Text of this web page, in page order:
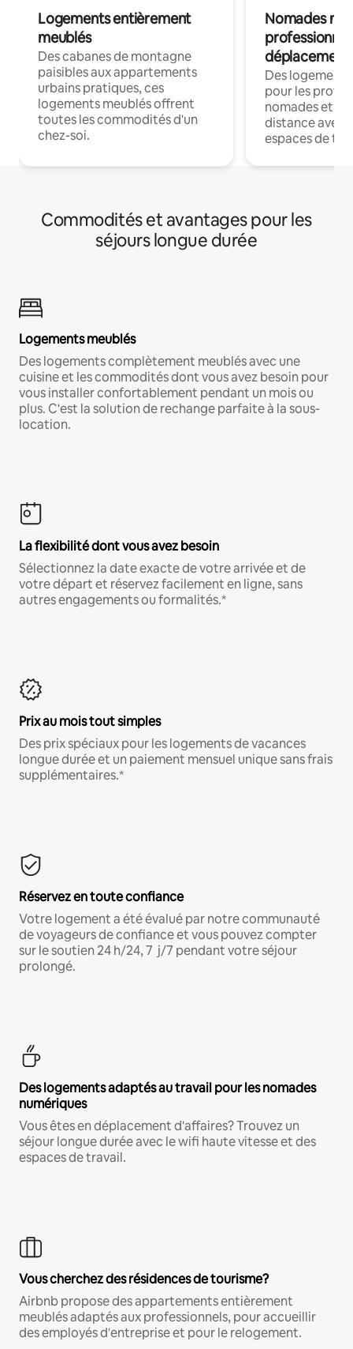
Logements entièrement
meublés
Des cabanes de montagne
paisibles aux appartements
urbains pratiques, ces
logements meublés offrent
toutes les commodités d'un
chez-soi.
Nomades
déplacement
Des
pour les
nomades et
distance avec
espaces de
Commodités et avantages pour les
séjours longue durée
Logements meublés
Des logements complètement meublés avec une
cuisine et les commodités dont vous avez besoin pour
vous installer confortablement pendant un mois ou
plus. C'est la solution de rechange parfaite à la sous-
location.
La flexibilité dont vous avez besoin
Sélectionnez la date exacte de votre arrivée et de
votre départ et réservez facilement en ligne, sans
autres engagements ou formalités.*
Prix au mois tout simples
Des prix spéciaux pour les logements de vacances
longue durée et un paiement mensuel unique sans frais
supplémentaires.*
Réservez en toute confiance
Votre logement a été évalué par notre communauté
de voyageurs de confiance et vous pouvez compter
sur le soutien 24 h/24, 7 j/7 pendant votre séjour
prolongé.
Des logements adaptés au travail pour les nomades
numériques
Vous êtes en déplacement d'affaires? Trouvez un
séjour longue durée avec le wifi haute vitesse et des
espaces de travail.
Vous cherchez des résidences de tourisme?
Airbnb propose des appartements entièrement
meublés adaptés aux professionnels, pour accueillir
des employés d'entreprise et pour le relogement.